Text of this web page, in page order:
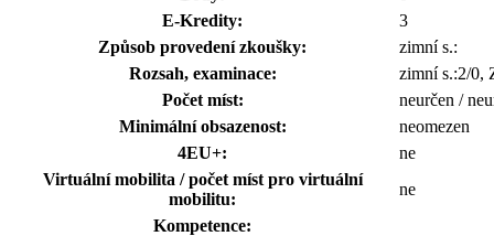
E-Kredity:
3
Způsob provedení zkoušky:
zimní s.:
Rozsah, examinace:
zimní s.:2/0,
Počet míst:
neurčen /
Minimální obsazenost:
neomezen
4EU+:
ne
Virtuální mobilita / počet míst pro virtuální
mobilitu:
ne
Kompetence: